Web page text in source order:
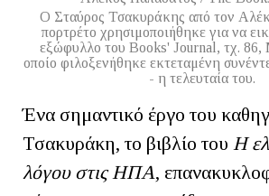
O Σταύρος Τσακυράκης από τον
πορτρέτο χρησιμοποιήθηκε για να
εξώφυλλο του Books' Journal, τχ. 86,
οποίο φιλοξενήθηκε εκτεταμένη
- η τελευταία του.
Ένα σημαντικό έργο του
Τσακυράκη, το βιβλίο του Η
λόγου στις ΗΠΑ,